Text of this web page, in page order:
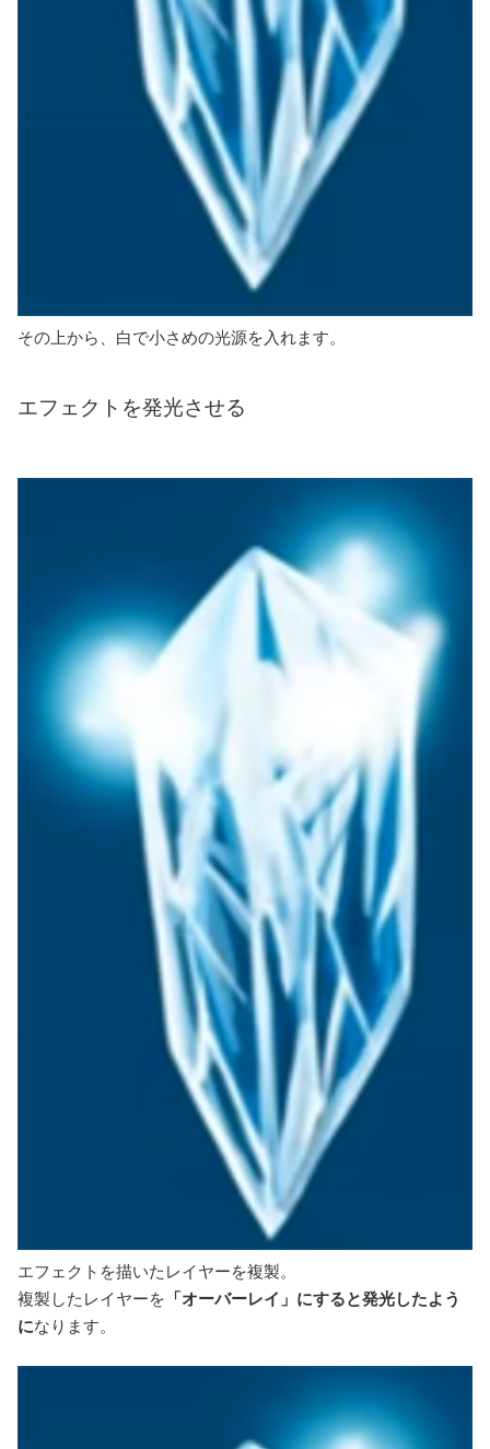
その上から、白で小さめの光源を入れます。
エフェクトを発光させる
エフェクトを描いたレイヤーを複製。
複製したレイヤーを 「オーバーレイ」にすると発光したよう
になります。